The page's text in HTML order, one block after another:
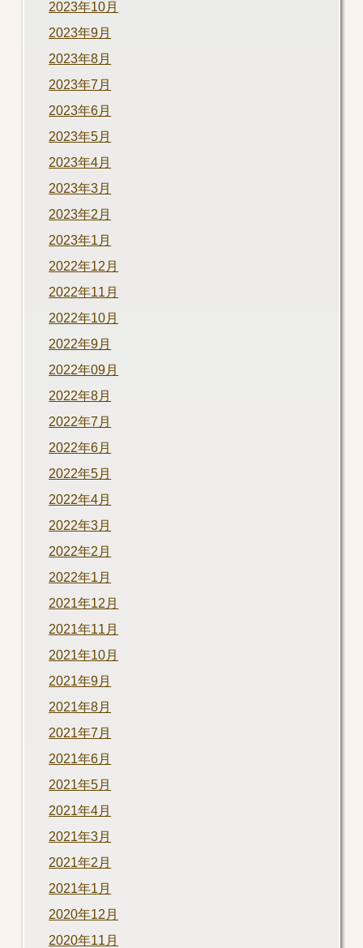
2023年10月
2023年9月
2023年8月
2023年7月
2023年6月
2023年5月
2023年4月
2023年3月
2023年2月
2023年1月
2022年12月
2022年11月
2022年10月
2022年9月
2022年09月
2022年8月
2022年7月
2022年6月
2022年5月
2022年4月
2022年3月
2022年2月
2022年1月
2021年12月
2021年11月
2021年10月
2021年9月
2021年8月
2021年7月
2021年6月
2021年5月
2021年4月
2021年3月
2021年2月
2021年1月
2020年12月
2020年11月